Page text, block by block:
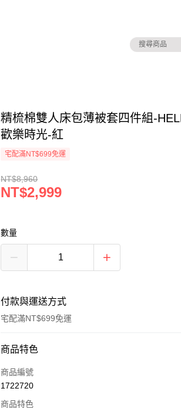
精梳棉雙人床包薄被套四件組-
歡樂時光-紅
宅配滿NT$699免運
NT$8,960
NT$2,999
數量
付款與運送方式
宅配滿NT$699免運
付款方式
信用卡一次付款
商品特色
商品編號
1722720
商品特色